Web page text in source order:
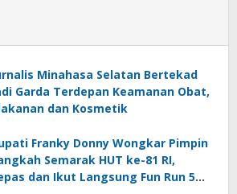
Minahasa Selatan Bertekad
Garda Terdepan Keamanan Obat,
dan Kosmetik
Franky Donny Wongkar Pimpin
Semarak HUT ke-81 RI,
dan Ikut Langsung Fun Run 5